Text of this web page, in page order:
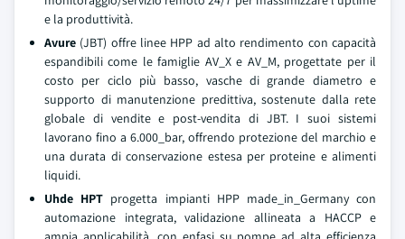
e la produttività.
Avure (JBT) offre linee HPP ad alto rendimento con capacità
espandibili come le famiglie AV_X e AV_M, progettate per il
costo per ciclo più basso, vasche di grande diametro e
supporto di manutenzione predittiva, sostenute dalla rete
globale di vendite e post-vendita di JBT. I suoi sistemi
lavorano fino a 6.000_bar, offrendo protezione del marchio e
una durata di conservazione estesa per proteine e alimenti
liquidi.
Uhde HPT progetta impianti HPP made_in_Germany con
automazione integrata, validazione allineata a HACCP e